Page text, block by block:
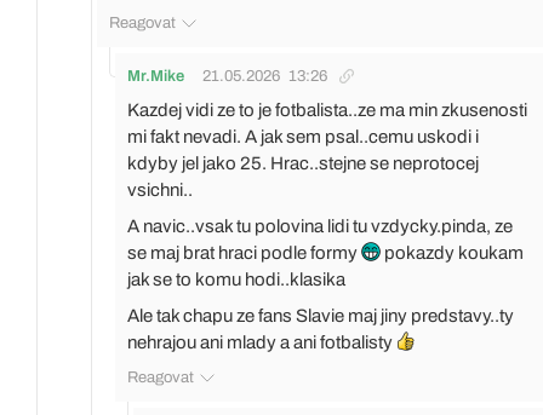
Reagovat
Mr.Mike 21.05.2026 13:26
Kazdej vidi ze to je fotbalista..ze ma min zkusenosti
mi fakt nevadi. A jak sem psal..cemu uskodi i
kdyby jel jako 25. Hrac..stejne se neprotocej
vsichni..
A navic..vsak tu polovina lidi tu vzdycky.pinda, ze
se maj brat hraci podle formy
pokazdy koukam
jak se to komu hodi..klasika
Ale tak chapu ze fans Slavie maj jiny predstavy..ty
nehrajou ani mlady a ani fotbalisty
Reagovat